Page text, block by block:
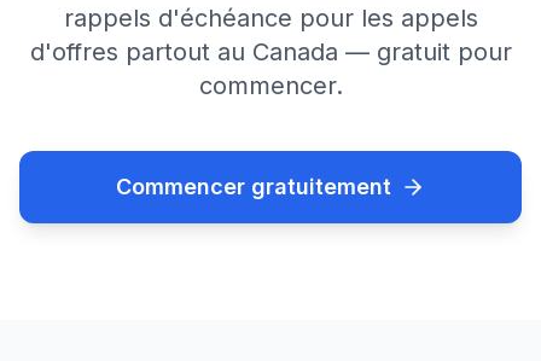
rappels d'échéance pour les appels
d'offres partout au Canada — gratuit pour
commencer.
Commencer gratuitement